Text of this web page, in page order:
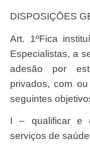
DISPOSIÇÕES
Art. 1ºFica instituído o Programa Agora Tem
Especialistas, a
adesão por
privados, com
seguintes
I – qualificar e diversificar as ações e os
serviços de